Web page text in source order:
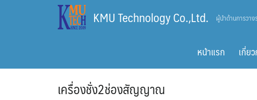
KMU Technology Co.,Ltd. ผู้นำด้านการวา
หน้าแรก เกี่ย
เครื่องชั่ง2ช่องสัญญาณ